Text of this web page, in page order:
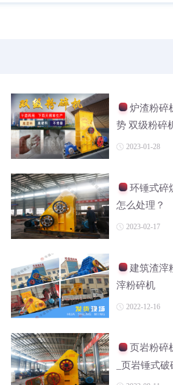
炉渣粉碎机 炉渣粉碎机设
势 双级粉
2023-01-28
环锤式碎
怎么处理？
2023-02-17
建筑渣滓
滓粉碎机
2022-12-16
页岩粉碎
_页岩锤式